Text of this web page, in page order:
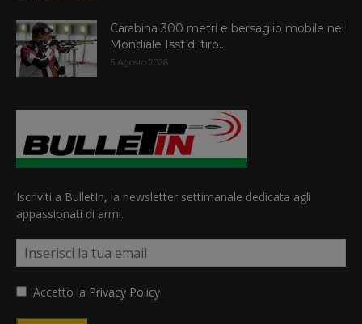
Carabina 300 metri e bersaglio mobile nel
Mondiale Issf di tiro...
5 Agosto 2026
Iscriviti a BulletIn, la newsletter settimanale dedicata agli
appassionati di armi.
Accetto la Privacy Policy